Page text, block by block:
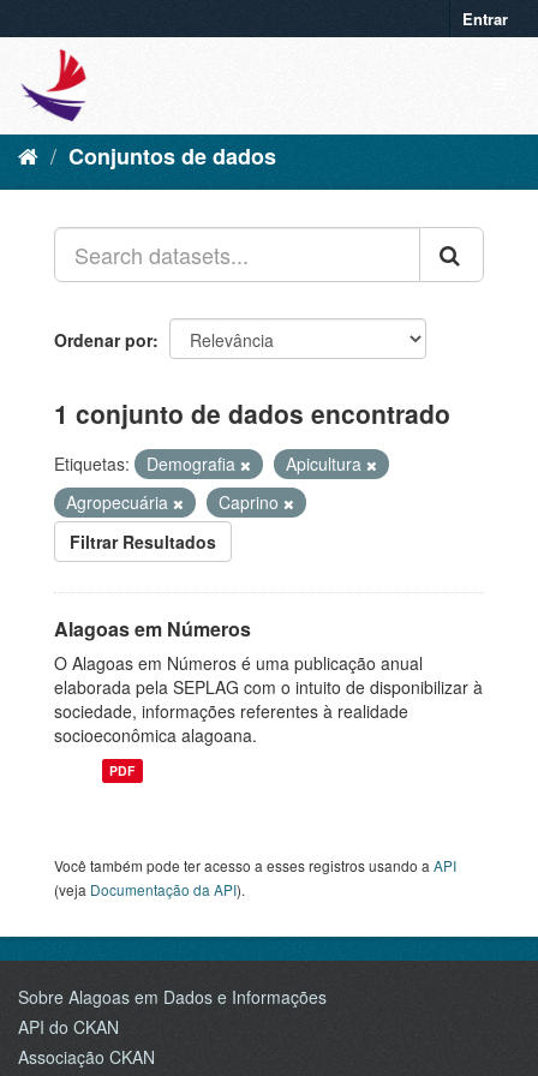
Entrar
Conjuntos de dados
Ordenar por
1 conjunto de dados encontrado
Etiquetas: Demografia
Apicultura
Agropecuária
Caprino
Filtrar Resultados
Alagoas em Números
O Alagoas em Números é uma publicação anual
elaborada pela SEPLAG com o intuito de disponibilizar à
sociedade, informações referentes à realidade
socioeconômica alagoana.
PDF
Você também pode ter acesso a esses registros usando a API
(veja Documentação da API).
Sobre Alagoas em Dados e Informações
API do CKAN
Associação CKAN